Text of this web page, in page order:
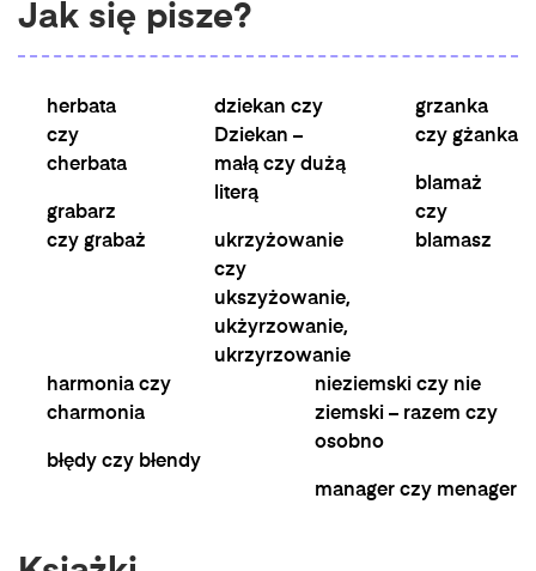
Jak się pisze?
herbata
czy
cherbata
grabarz
czy grabaż
dziekan czy
Dziekan –
małą czy dużą
literą
ukrzyżowanie
czy
ukszyżowanie,
ukżyrzowanie,
ukrzyrzowanie
grzanka
czy gżanka
blamaż
czy
blamasz
harmonia czy
charmonia
błędy czy błendy
nieziemski czy nie
ziemski – razem czy
osobno
manager czy menager